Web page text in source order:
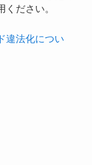
ださい。
違法化につい